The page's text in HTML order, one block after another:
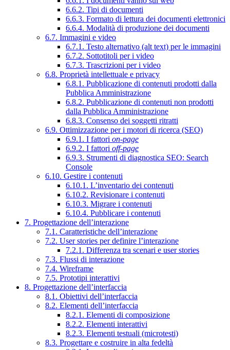
6.6.2. Tipi di documenti
6.6.3. Formato di lettura dei documenti elettronici
6.6.4. Modalità di produzione dei documenti
6.7. Immagini e video
6.7.1. Testo alternativo (alt text) per le immagini
6.7.2. Sottotitoli per i video
6.7.3. Trascrizioni per i video
6.8. Proprietà intellettuale e privacy
6.8.1. Pubblicazione di contenuti prodotti dalla
Pubblica Amministrazione
6.8.2. Pubblicazione di contenuti non prodotti
dalla Pubblica Amministrazione
6.8.3. Consenso dei soggetti ritratti
6.9. Ottimizzazione per i motori di ricerca (SEO)
6.9.1. I fattori on-page
6.9.2. I fattori off-page
6.9.3. Strumenti di diagnostica SEO: Search
Console
6.10. Gestire i contenuti
6.10.1. L’inventario dei contenuti
6.10.2. Revisionare i contenuti
6.10.3. Migrare i contenuti
6.10.4. Pubblicare i contenuti
7. Progettazione dell’interazione
7.1. Caratteristiche dell’interazione
7.2. User stories per definire l’interazione
7.2.1. Differenza tra scenari e user stories
7.3. Flussi di interazione
7.4. Wireframe
7.5. Prototipi interattivi
8. Progettazione dell’interfaccia
8.1. Obiettivi dell’interfaccia
8.2. Elementi dell’interfaccia
8.2.1. Elementi di composizione
8.2.2. Elementi interattivi
8.2.3. Elementi testuali (microtesti)
8.3. Progettare e costruire in alta fedeltà